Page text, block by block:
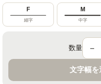
F
細字
M
中字
数量 －
文字幅を